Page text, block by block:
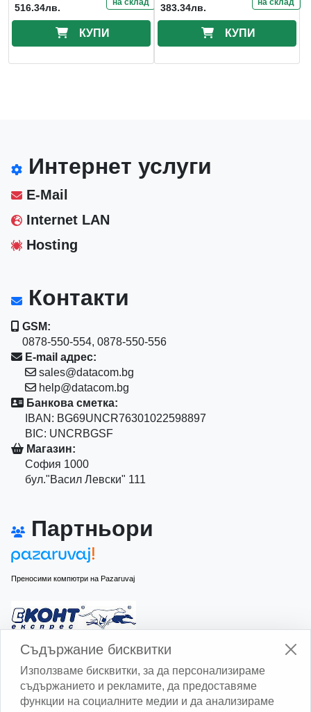
516.34лв.
КУПИ
383.34лв.
КУПИ
Интернет услуги
E-Mail
Internet LAN
Hosting
Контакти
GSM:
0878-550-554, 0878-550-556
E-mail адрес:
sales@datacom.bg
help@datacom.bg
Банкова сметка:
IBAN: BG69UNCR76301022598897
BIC: UNCRBGSF
Магазин:
София 1000
бул."Васил Левски" 111
Партньори
Преносими компютри на Pazaruvaj
Изчисли доставката с Еконт
Съдържание бисквитки
Използваме бисквитки, за да персонализираме
съдържанието и рекламите, да предоставяме
функции на социалните медии и да анализираме